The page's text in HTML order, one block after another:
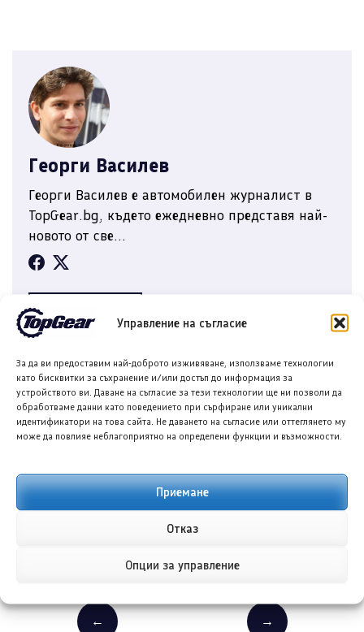
Управление на съгласие
За да ви предоставим най-доброто изживяване, използваме технологии
като бисквитки за съхранение и/или достъп до информация за
устройството ви. Даване на съгласие за тези технологии ще ни позволи да
обработваме данни като поведението при сърфиране или уникални
идентификатори на това сайта. Не даването на съгласие или оттеглянето му
може да повлияе неблагоприятно на определени функции и възможности.
Приемане
Отказ
Опции за управление
Георги Василев
Георги Василев е автомобилен журналист в
TopGear.bg, където ежедневно представя най-
новото от све...
ОЩЕ ОТ АВТОРА
ПРЕДИШНА/СЛЕДВАЩА
може да възроди модела
←
Форд тества отново своя
000 евро, изникват нови
→